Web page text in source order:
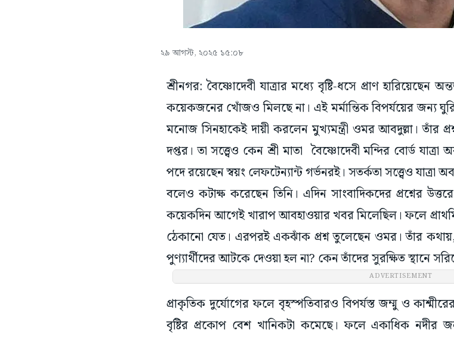
২৯ আগস্ট, ২০২৫ ১৫:০৮
শ্রীনগর: বৈষ্ণোদেবী যাত্রার মধ্যে বৃষ্টি-ধসে প্রাণ
কয়েকজনের খোঁজও মিলছে না। এই মর্মান্তিক বিপর্যয়ের জন্য
মনোজ সিনহাকেই দায়ী করলেন মুখ্যমন্ত্রী ওমর আবদুল্লা। তাঁর
দপ্তর। তা সত্ত্বেও কেন শ্রী মাতা বৈষ্ণোদেবী মন্দির বোর্ড
পদে রয়েছেন স্বয়ং লেফটেন্যান্ট গর্ভনরই। সতর্কতা সত্ত্বেও যাত্রা
বলেও কটাক্ষ করেছেন তিনি। এদিন সাংবাদিকদের প্রশ্নের
কয়েকদিন আগেই খারাপ আবহাওয়ার খবর মিলেছিল। ফলে
ঠেকানো যেত। এরপরই একঝাঁক প্রশ্ন তুলেছেন ওমর। তাঁর
পুণ্যার্থীদের আটকে দেওয়া হল না? কেন তাঁদের সুরক্ষিত স্থানে
ADVERTISEMENT
প্রাকৃতিক দুর্যোগের ফলে বৃহস্পতিবারও বিপর্যস্ত জম্মু ও
বৃষ্টির প্রকোপ বেশ খানিকটা কমেছে। ফলে একাধিক নদীর